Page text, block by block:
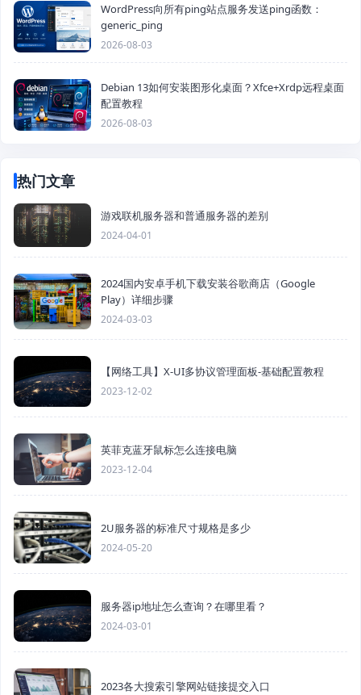
WordPress向所有ping站点服务发送ping函数：
generic_ping
2026-08-03
Debian 13如何安装图形化桌面？Xfce+Xrdp远程桌面
配置教程
2026-08-03
热门文章
游戏联机服务器和普通服务器的差别
2024-04-01
2024国内安卓手机下载安装谷歌商店（Google
Play）详细步骤
2024-03-03
【网络工具】X-UI多协议管理面板-基础配置教程
2023-12-02
英菲克蓝牙鼠标怎么连接电脑
2023-12-04
2U服务器的标准尺寸规格是多少
2024-05-20
服务器ip地址怎么查询？在哪里看？
2024-03-01
2023各大搜索引擎网站链接提交入口